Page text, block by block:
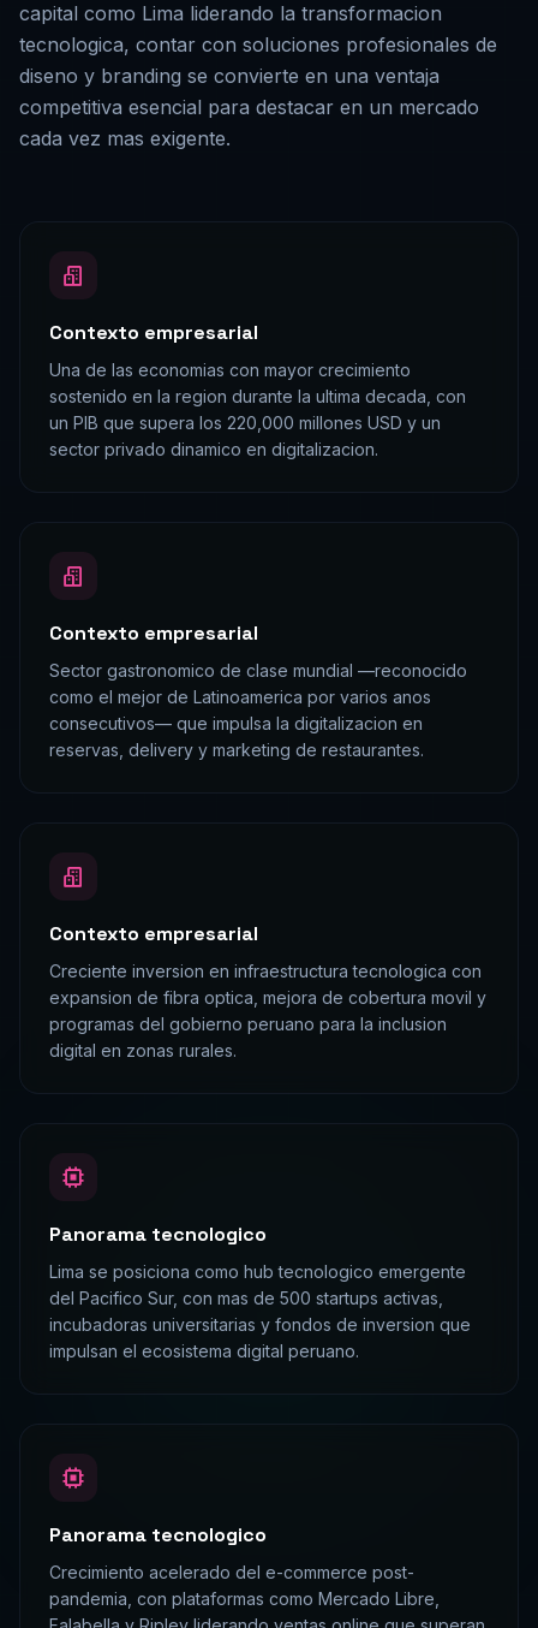
capital como Lima liderando la transformacion
tecnologica, contar con soluciones profesionales de
diseno y branding se convierte en una ventaja
competitiva esencial para destacar en un mercado
cada vez mas exigente.
Contexto empresarial
Una de las economias con mayor crecimiento
sostenido en la region durante la ultima decada, con
un PIB que supera los 220,000 millones USD y un
sector privado dinamico en digitalizacion.
Contexto empresarial
Sector gastronomico de clase mundial —reconocido
como el mejor de Latinoamerica por varios anos
consecutivos— que impulsa la digitalizacion en
reservas, delivery y marketing de restaurantes.
Contexto empresarial
Creciente inversion en infraestructura tecnologica con
expansion de fibra optica, mejora de cobertura movil y
programas del gobierno peruano para la inclusion
digital en zonas rurales.
Panorama tecnologico
Lima se posiciona como hub tecnologico emergente
del Pacifico Sur, con mas de 500 startups activas,
incubadoras universitarias y fondos de inversion que
impulsan el ecosistema digital peruano.
Panorama tecnologico
Crecimiento acelerado del e-commerce post-
pandemia, con plataformas como Mercado Libre,